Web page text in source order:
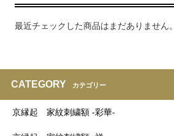
最近チェックした商品はまだありません。
CATEGORY カテゴリー
京縁起 家紋刺繍額 -彩華-